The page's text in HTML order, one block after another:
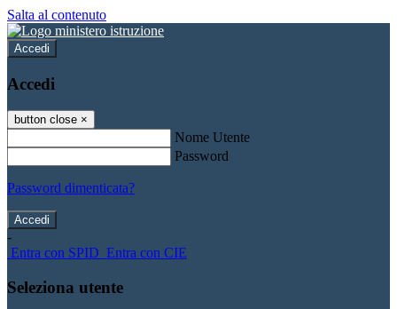
Salta al contenuto
Accedi
Accedi
button close ×
Nome Utente
Password
Password dimenticata?
-
Entra con SPID Entra con CIE
Seleziona utente